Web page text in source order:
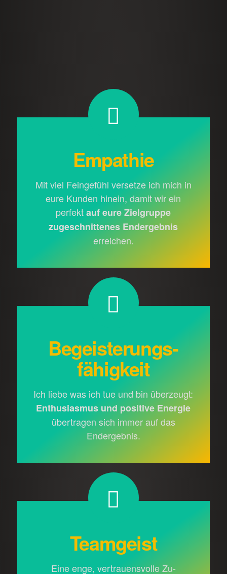
Empathie
Mit viel Feingefühl versetze ich mich in
eure Kunden hinein, damit wir ein
perfektauf eure Ziel­gruppe
zugeschnittenes End­ergebnis
erreichen.
Begeisterungs­
fähigkeit
Ich liebe was ich tue und bin über­zeugt:
Enthusiasmus und positive Energie
übertragen sich immer auf das
Endergebnis.
Teamgeist
Eine enge, vertrauensvolle Zu­